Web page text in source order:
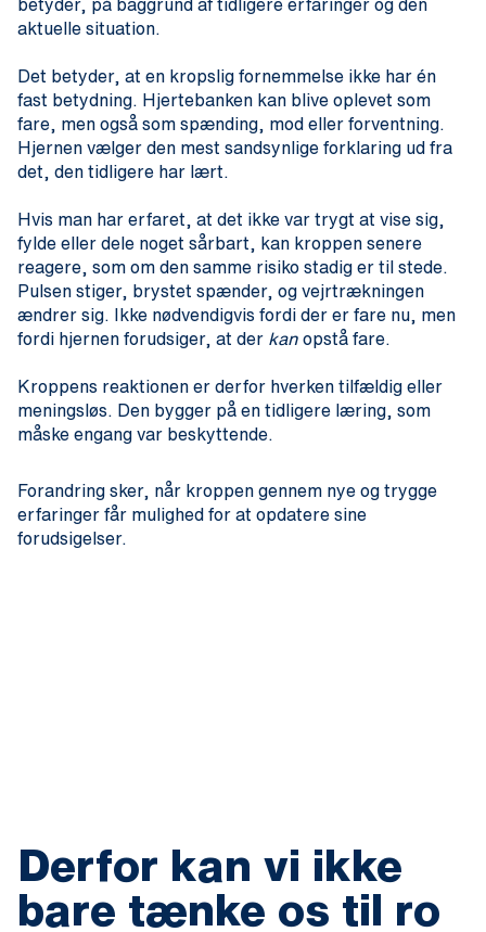
betyder, på baggrund af tidligere erfaringer og den
aktuelle situation.
Det betyder, at en kropslig fornemmelse ikke har én
fast betydning. Hjertebanken kan blive oplevet som
fare, men også som spænding, mod eller forventning.
Hjernen vælger den mest sandsynlige forklaring ud fra
det, den tidligere har lært.
Hvis man har erfaret, at det ikke var trygt at vise sig,
fylde eller dele noget sårbart, kan kroppen senere
reagere, som om den samme risiko stadig er til stede.
Pulsen stiger, brystet spænder, og vejrtrækningen
ændrer sig. Ikke nødvendigvis fordi der er fare nu, men
fordi hjernen forudsiger, at der kan opstå fare.
Kroppens reaktionen er derfor hverken tilfældig eller
meningsløs. Den bygger på en tidligere læring, som
måske engang var beskyttende.
Forandring sker, når kroppen gennem nye og trygge
erfaringer får mulighed for at opdatere sine
forudsigelser.
Derfor kan vi ikke
bare tænke os til ro